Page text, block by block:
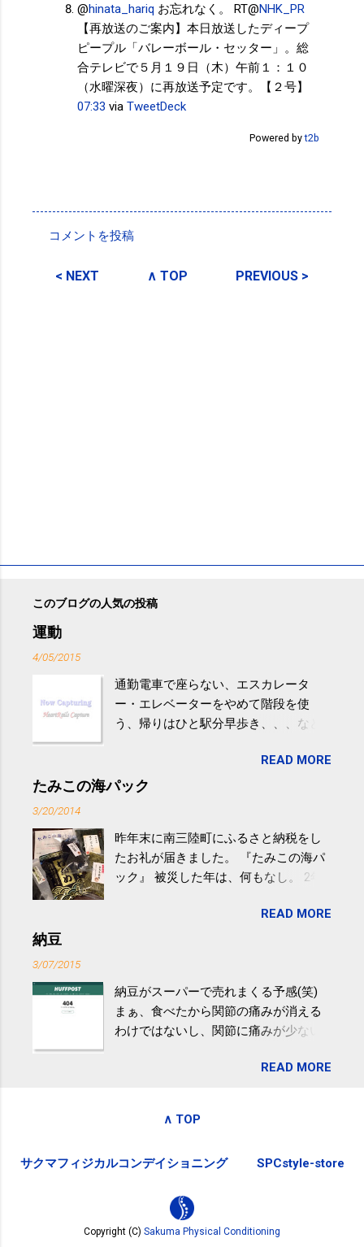
@hinata_hariq お忘れなく。 RT@NHK_PR
【再放送のご案内】本日放送したディープ
ピープル「バレーボール・セッター」。総
合テレビで５月１９日（木）午前１：１０
（水曜深夜）に再放送予定です。【２号】
07:33 via TweetDeck
Powered byt2b
メ
コメントを投稿
< NEXT ∧ TOP PREVIOUS >
このブログの人気の投稿
運動
4/05/2015
通勤電車で座らない、エスカレータ
ー・エレベーターをやめて階段を使
う、帰りはひと駅分早歩き、、、など
やすい。 スポーツウェア・シューズで
するものだけが運動ではない。 食べ
けると改善する、との結果を筑波大の
研究チームが発表した。改善が期待で
きるのは、過度の飲酒が原因ではない
減らなくても効果があるという。 正田
波大「減量しなくても効果」 - ニュー
ス - アピタル（医療・健康）
READ MORE
たみこの海パック
3/20/2014
昨年末に南三陸町にふるさと納税をし
たお礼が届きました。 『たみこの海パ
ック』 被災した年は、何もなし。 2年
が『たみこの海パック』。 ボランティ
全く考えていなかったので、貰えると
少しづつ復興してる感が伝わってきて
嬉しいです。 あと、ふるさと納税が節
ですが、節税になるほど稼げていない
READ MORE
納豆
3/07/2015
納豆がスーパーで売れまくる予感(笑)
まぁ、食べたから関節の痛みが消える
わけではないし、関節に痛みが少ない
ど。。 「関節の老化」は、「コンドロ
歳をピークにして、体内で作られる量
代の半分、60代ではそのさらに半分に
起こさないためには、食生活で「コン
ドロイチン」を補うことが大切。そし
READ MORE
∧ TOP
サクマフィジカルコンデイショニング SPCstyle-store
Copyright (C) Sakuma Physical Conditioning